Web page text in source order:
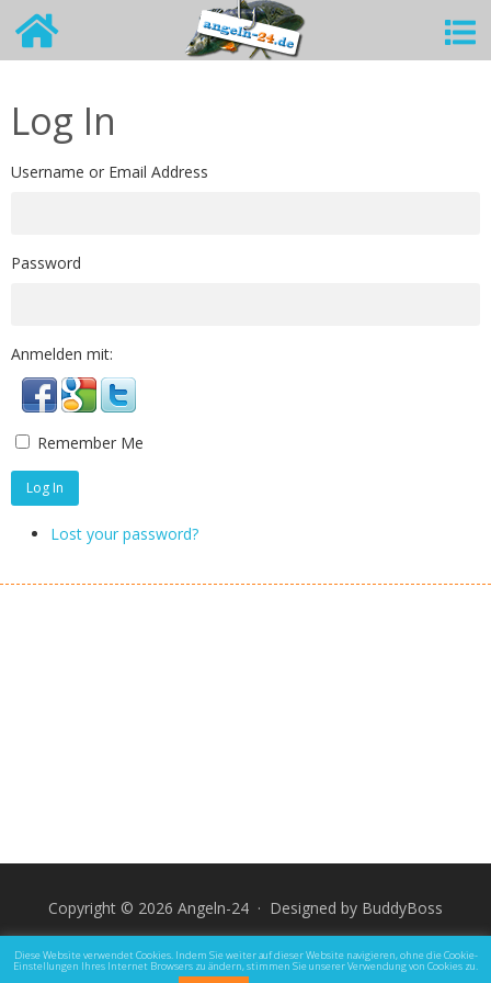
Log In
Username or Email Address
Password
Anmelden mit:
Remember Me
Log In
Lost your password?
Copyright © 2026 Angeln-24 · Designed by BuddyBoss
Impressum Datenschutz und Rechtliche Hinweise
Diese Website verwendet Cookies. Indem Sie weiter auf dieser Website navigieren, ohne die Cookie-
Einstellungen Ihres Internet Browsers zu ändern, stimmen Sie unserer Verwendung von Cookies zu.